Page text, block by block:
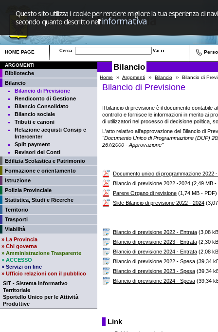
Questo sito utilizza i cookie per rendere migliore la tua esperienza di
secondo quanto descritto nell'informativa
HOME PAGE Cerca
ARGOMENTI
Biblioteche
Bilancio
Bilancio di Previsione
Rendiconto di Gestione
Bilancio Consolidato
Bilancio sociale
Tributi e canoni
Relazione acquisti Consip e
Intercenter
Split payment
Revisori dei Conti
Edilizia Scolastica e Patrimonio
Formazione e orientamento
Istruzione
Polizia Provinciale
Statistica, Studi e Ricerche
Territorio
Trasporti
Viabilità
» La Provincia
» Chi governa
» Amministrazione Trasparente
» ACCESSO
» Servizi on line
» Ufficio relazioni con il pubblico
SIT - Sistema Informativo
Territoriale
Sportello Unico per le Attività
Produttive
Bilancio
Home ›› Argomenti ›› Bilancio ›› Bilancio di
Bilancio di Previsione
Il bilancio di previsione è il documento contabile
controllo e fornisce le informazioni in merito ai
di utilizzatori nel processo di decisione politica,
L'atto relativo all'approvazione del Bilancio di
"Documento Unico di Programmazione (DUP)
267/2000 - Approvazione"
Documento unico di programmazione 2022
Bilancio di previsione 2022 -2024 (2,49 MB -
Parere Organo di revisione (1,74 MB - PDF)
Slide Bilancio di previsione 2022 - 2024
Bilancio di previsione 2022 - Entrata (3,08
Bilancio di previsione 2023 - Entrata (2,30
Bilancio di previsione 2024 - Entrata (2,08
Bilancio di previsione 2022 - Spesa (39,34
Bilancio di previsione 2023 - Spesa (39,34
Bilancio di previsione 2024 - Spesa (39,34
Link